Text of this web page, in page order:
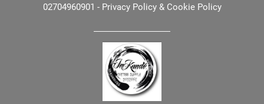
02704960901 - Privacy Policy& Cookie Policy